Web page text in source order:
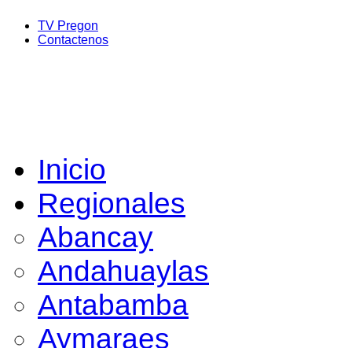
TV Pregon
Contactenos
Inicio
Regionales
Abancay
Andahuaylas
Antabamba
Aymaraes